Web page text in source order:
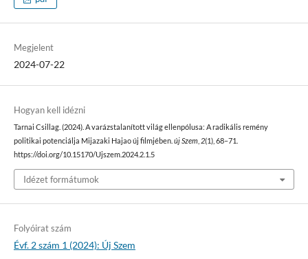
Megjelent
2024-07-22
Hogyan kell idézni
Tarnai Csillag. (2024). A varázstalanított világ ellenpólusa: A radikális remény
politikai potenciálja Mijazaki Hajao új filmjében. új Szem 2(1), 68–71.
https://doi.org/10.15170/Ujszem.2024.2.1.5
Idézet formátumok
Folyóirat szám
Évf. 2 szám 1 (2024): Új Szem